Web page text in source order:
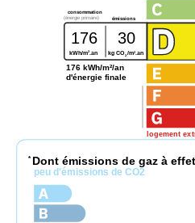
logement
consommation
émissions
(énergie primaire)
176 30
kWh/m2.an kg CO2 /m2 .an
176 kWh/m²/an
d'énergie finale
* Dont émissions de gaz à
peu d'émissions de CO2